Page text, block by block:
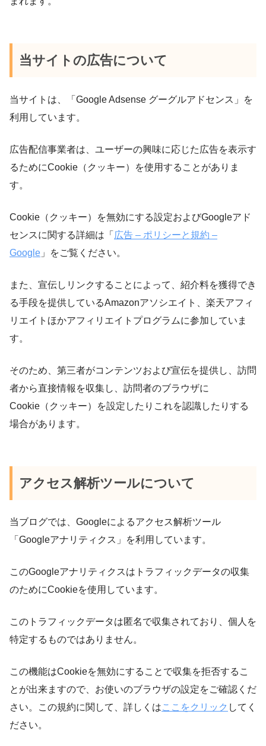
当サイトの広告について
当サイト は 「 Google Adsense グーグルアドセンス」を
利用しています。
広告配信事業者は、ユーザーの興味に応じた広告を表示す
るためにCookie （クッキー）を使用することがありま
す。
Cookie（クッキー）を無効にする設定およびGoogleアド
センスに関する詳細は「 広告 – ポリシーと規約 –
Google 」をご覧ください。
また、宣伝しリンクすることによって、紹介料を獲得でき
る手段を提供しているAmazonアソシエイト、楽天アフィ
リエイトほかアフィリエイトプログラムに参加していま
す。
そのため、第三者がコンテンツおよび宣伝を提供し、訪問
者から直接情報を収集し、訪問者のブラウザに
Cookie （クッキー）を設定したりこれを認識したりする
場合があります。
アクセス解析ツールについて
当ブログでは、 Googleによるアクセス解析ツール
「 Googleアナリティクス」を利用しています。
このGoogleアナリティクスはトラフィックデータの収集
のためにCookieを使用しています。
このトラフィックデータは匿名で収集されており、個人を
特定するものではありません。
この機能はCookieを無効にすることで収集を拒否するこ
とが出来ますので、お使いのブラウザの設定をご確認くだ
さい。この規約に関して、詳しくはここをクリック してく
ださい。